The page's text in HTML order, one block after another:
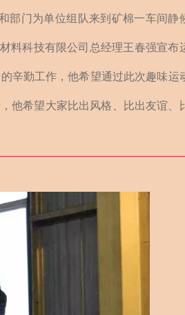
部门为单位组队来到矿棉一车间静
料科技有限公司总经理王春强宣布
辛勤工作，他希望通过此次趣味运
他希望大家比出风格、比出友谊、